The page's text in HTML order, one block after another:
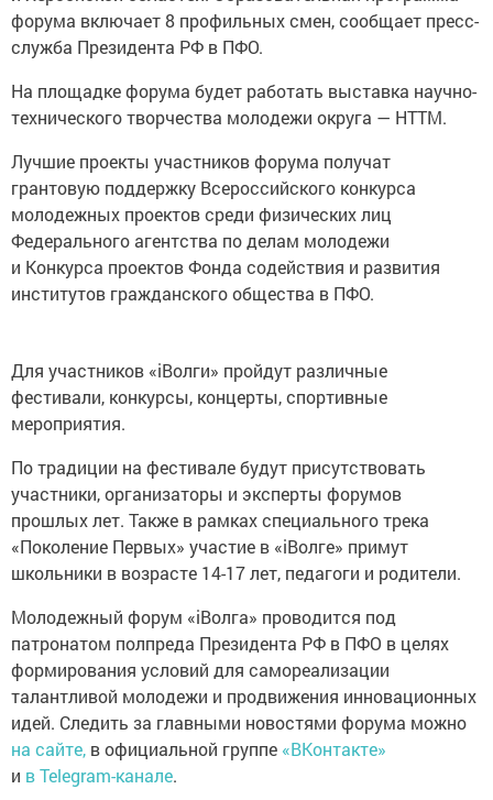
форума включает 8 профильных смен, сообщает пресс-
служба Президента РФ в ПФО.
На площадке форума будет работать выставка научно-
технического творчества молодежи округа — НТТМ.
Лучшие проекты участников форума получат
грантовую поддержку Всероссийского конкурса
молодежных проектов среди физических лиц
Федерального агентства по делам молодежи
и Конкурса проектов Фонда содействия и развития
институтов гражданского общества в ПФО.
Для участников «iВолги» пройдут различные
фестивали, конкурсы, концерты, спортивные
мероприятия.
По традиции на фестивале будут присутствовать
участники, организаторы и эксперты форумов
прошлых лет. Также в рамках специального трека
«Поколение Первых» участие в «iВолге» примут
школьники в возрасте 14-17 лет, педагоги и родители.
Молодежный форум «iВолга» проводится под
патронатом полпреда Президента РФ в ПФО в целях
формирования условий для самореализации
талантливой молодежи и продвижения инновационных
идей. Следить за главными новостями форума можно
на сайте, в официальной группе
«ВКонтакте»
и в Telegram-канале